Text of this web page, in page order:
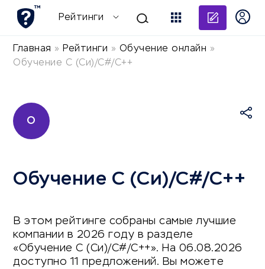
Рейтинги
Главная » Рейтинги » Обучение онлайн »
Обучение C (Си)/C#/C++
О
Обучение C (Си)/C#/C++
В этом рейтинге собраны самые лучшие
компании в 2026 году в разделе
«Обучение C (Си)/C#/C++». На 06.08.2026
доступно 11 предложений. Вы можете